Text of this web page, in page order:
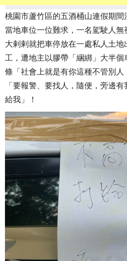
桃園市蘆竹區的五酒桶山連假期
當地車位一位難求，一名駕駛人無
大剌剌就把車停放在一處私人土
工，遭地主以膠帶「綑綁」大半
條「社會上就是有你這種不管別人
「要報警、要找人，隨便，旁邊
給我」！